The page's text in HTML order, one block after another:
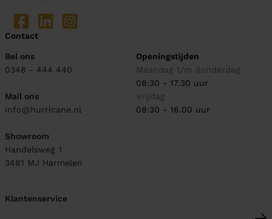
Contact
Bel ons
0348 - 444 440
Mail ons
info@hurricane.nl
Showroom
Handelsweg 1
3481 MJ Harmelen
Openingstijden
Maandag t/m donderdag
08:30 - 17.30 uur
Vrijdag
08:30 - 16.00 uur
Klantenservice